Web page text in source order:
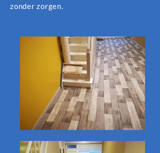
zonder zorgen.